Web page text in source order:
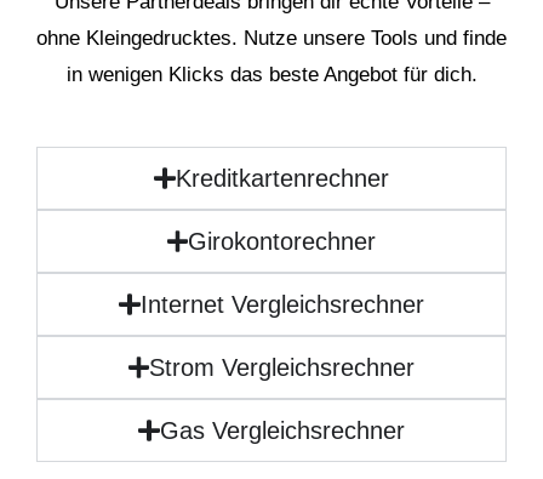
ohne Kleingedrucktes. Nutze unsere Tools und finde
in wenigen Klicks das beste Angebot für dich.
Kreditkartenrechner
Girokontorechner
Internet Vergleichsrechner
Strom Vergleichsrechner
Gas Vergleichsrechner